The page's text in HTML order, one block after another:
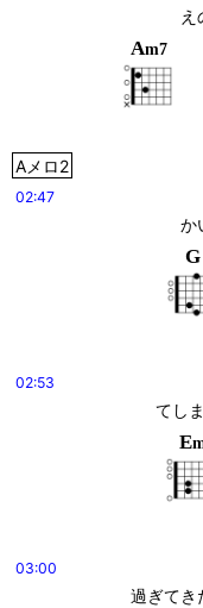
え
Am7
Aメロ2
02:47
か
G
02:53
てし
E
03:00
過ぎてき